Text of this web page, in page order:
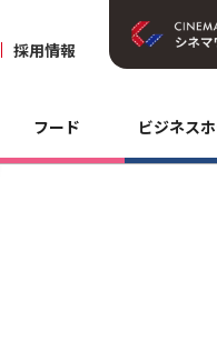
採用情報
フード ビジネス